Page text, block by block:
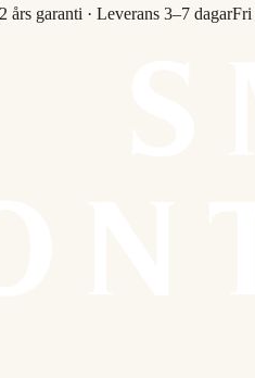
års garanti · Leverans 3–7 dagarFri